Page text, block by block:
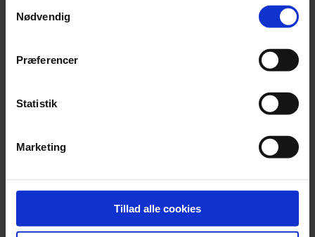
Nødvendig
Præferencer
Statistik
Marketing
Tillad alle cookies
Vi hjælper gerne
Reglerne er komplekse og kræver derfor nøje
drøftelse.Vi vurderer gerne, hvori dine fordele består,